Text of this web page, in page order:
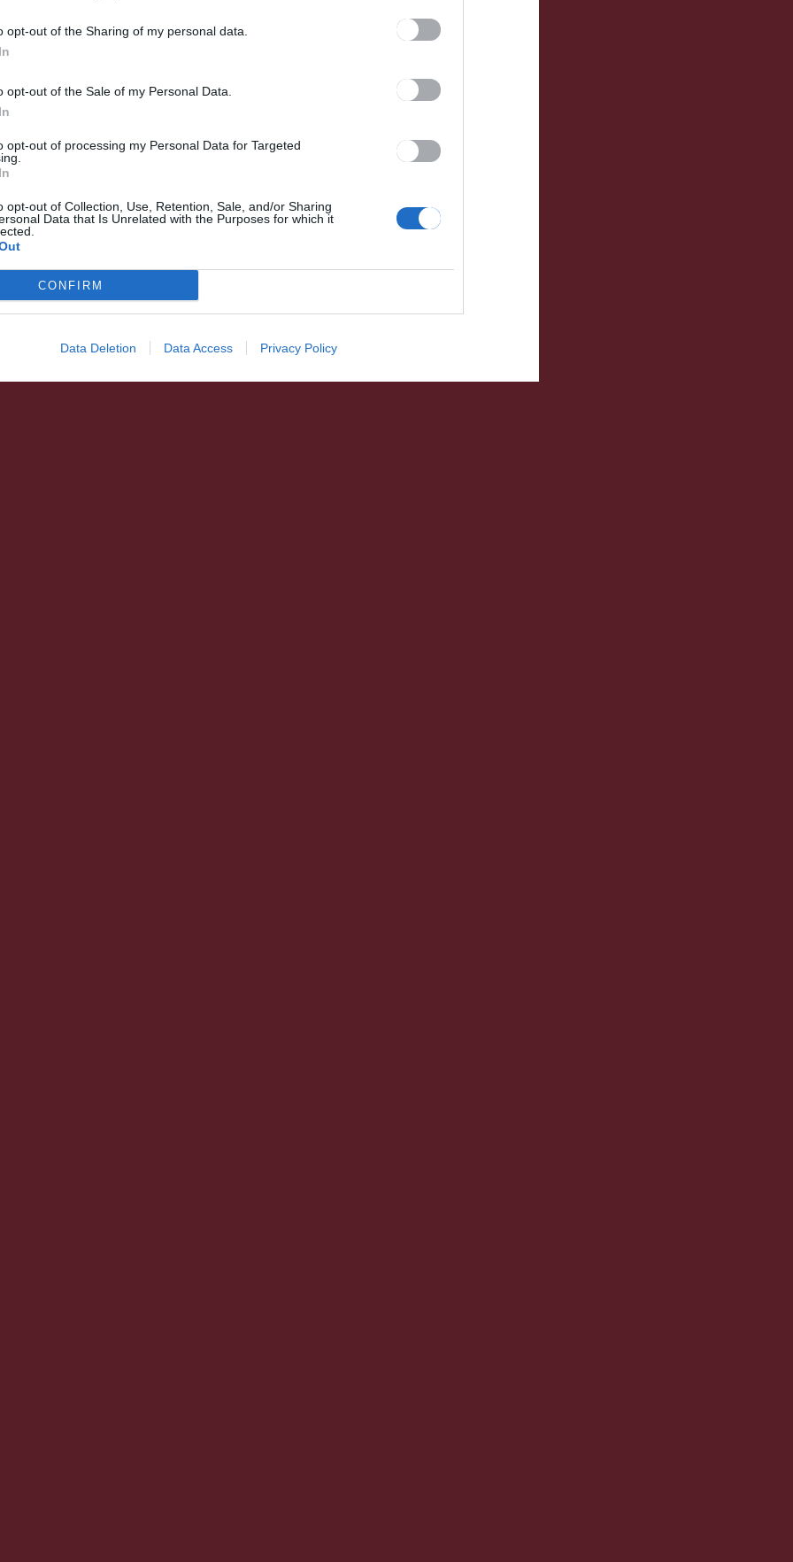
opt-out of the Sharing of my personal data.
opt-out of the Sale of my Personal Data.
opt-out of processing my Personal Data for Targeted
opt-out of Collection, Use, Retention, Sale, and/or Sharing
Data that Is Unrelated with the Purposes for which it
CONFIRM
Data Deletion Data Access Privacy Policy
Az útdíj beszedésére nem
figyelmeztet a CNAIR